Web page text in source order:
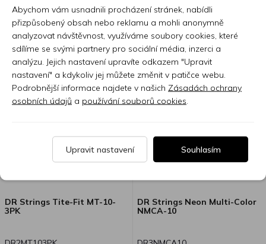
efekty a rytmy, poskytuje
všestrannou editaci a
komplexní zvukový zážitek
během cvičení a hry. Analogový
obvod je významně vylepšený,
aby poskytoval věrnou emulaci
komprese a charakteristiku
harmonických celé řady
poskytuje plnější zvukový
nahrávání. Nyní jsou dostupné i
rytmy, v každém amPlug3 je k
dispozici devět základních
zesilovače připojíte svůj
219 Kč 315 Kč
DR Strings Tite-Fit MT-10-
3PK
DR Strings Neon Multi-Color
NMCA-10
Abychom vám usnadnili procházení stránek, nabídli
přizpůsobený obsah nebo reklamu a mohli anonymně
analyzovat návštěvnost, využíváme soubory cookies, které
sdílíme se svými partnery pro sociální média, inzerci a
analýzu. Jejich nastavení upravíte odkazem "Upravit
nastavení" a kdykoliv jej můžete změnit v patičce webu.
Podrobnější informace najdete v našich Zásadách ochrany
osobních údajů a používání souborů cookies
Upravit nastavení Souhlasím